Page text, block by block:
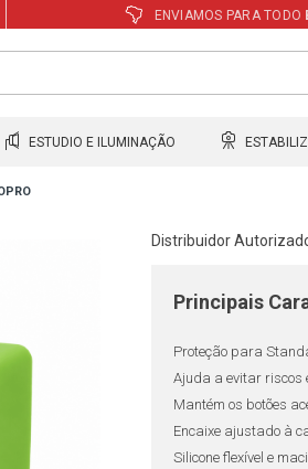
ENVIAMOS PARA TODO
ESTUDIO E ILUMINAÇÃO
Distribuidor
Principais
Proteção para
Ajuda a evitar riscos
Mantém os botões
Encaixe ajustado à
Silicone flexível e